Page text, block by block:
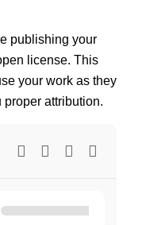
publishing your
license. This
your work as they
attribution.